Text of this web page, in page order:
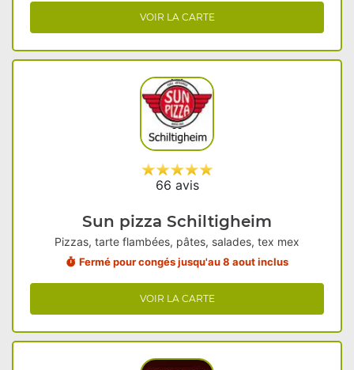
VOIR LA CARTE
66 avis
Sun pizza Schiltigheim
Pizzas, tarte flambées, pâtes, salades, tex mex
Fermé pour congés jusqu'au 8 aout inclus
VOIR LA CARTE